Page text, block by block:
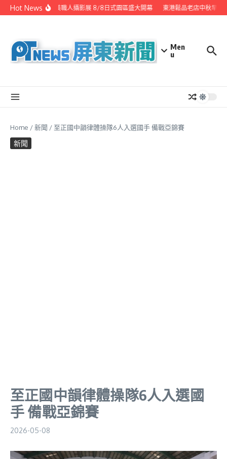
Skip to content
Hot News潮州之美職人攝影展 8/8日式園區盛大開幕 東港鬆品老店中秋早鳥
Men
u
Home /新聞 / 至正國中韻律體操隊6人入選國手 備戰亞錦賽
新聞
至正國中韻律體操隊6人入選國
手 備戰亞錦賽
2026-05-08